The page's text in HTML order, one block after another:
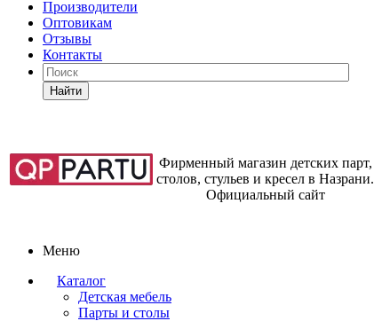
Производители
Оптовикам
Отзывы
Контакты
Найти
Фирменный магазин детских парт,
столов, стульев и кресел в Назрани.
Официальный сайт
Меню
Каталог
Детская мебель
Парты и столы